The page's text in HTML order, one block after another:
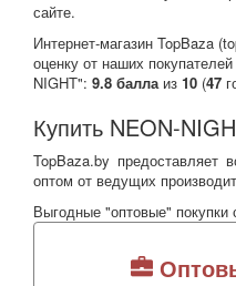
сайте.
Интернет-магазин TopBaza (
оценку от наших
NIGHT": 9.8 баллаиз 10 (47
Купить NEON-
TopBaza.by предоставляет
оптом от ведущих
Выгодные "оптовые" покупки